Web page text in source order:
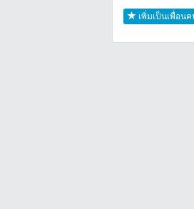
เพิ่มเป็นเพื่อน